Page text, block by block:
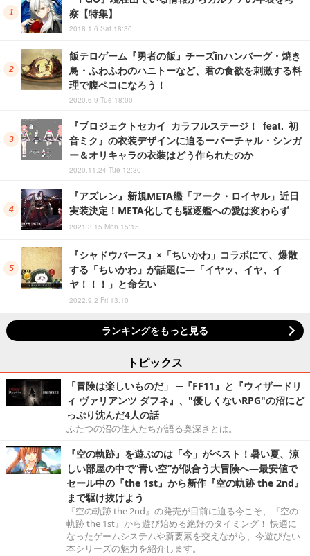
察【特集】
2018.1.6 Sat 18:30
飯テロゲーム『勇者の飯』チーズinハンバーグ・焼き
鳥・ふわふわのハニトーなど、君の食欲を刺激する料
理で腹ペコになろう！
2020.6.9 Tue 18:00
『プロジェクトセカイ カラフルステージ！ feat. 初
音ミク』の衣装デザインに迫るーバーチャル・シンガ
ー＆オリキャラの衣装はどう作られたのか
2020.11.24 Tue 12:30
『アズレン』新規META艦「アーク・ロイヤル」近日
実装決定！META化しても駆逐艦への愛は変わらず
2021.3.15 Mon 15:15
『シャドウバース』×「ちいかわ」コラボにて、爆散
する「ちいかわ」が話題に―「イヤッ、イヤ、イ
ヤ！！！」と命乞い
2022.9.2 Fri 13:10
ランキングをもっと見る
トピックス
「冒険は楽しいものだ」 ─『FF11』と『ウィザードリ
ィ ヴァリアンツ ダフネ』、"優しくないRPG"の沼にど
っぷり沈んだ4人の話
ふたつの沼の住人たちが語る奥深さとは。
『空の軌跡』を遊ぶのは「今」がベスト！暑い夏、涼
しい部屋の中で“青い空”が似合う大冒険へ―最安値で
セール中の『the 1st』から新作『空の軌跡 the 2nd』
まで駆け抜けよう
『空の軌跡 the 2nd』の発売が目前に迫る今こそ、『空の
軌跡 the 1st』から遊び始める絶好のタイミング！ 快適に
なったゲームシステムや新要素を交えながら、今遊びたい
本シリーズの魅力を紹介します。